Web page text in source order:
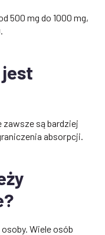
500 mg do 1000 mg,
jest
są bardziej
absorpcji.
Wiele osób